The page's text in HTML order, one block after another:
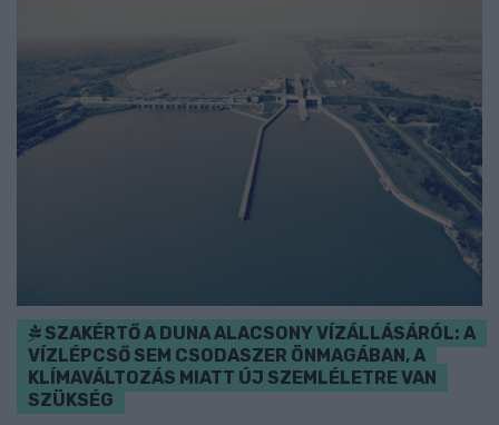
SZAKÉRTŐ A DUNA ALACSONY VÍZÁLLÁSÁRÓL: A
VÍZLÉPCSŐ SEM CSODASZER ÖNMAGÁBAN, A
KLÍMAVÁLTOZÁS MIATT ÚJ SZEMLÉLETRE VAN
SZÜKSÉG